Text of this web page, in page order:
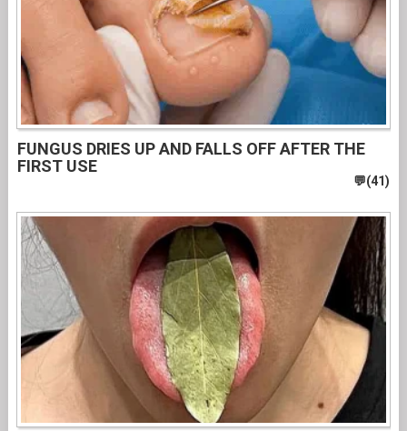
FUNGUS DRIES UP AND FALLS OFF AFTER THE
FIRST USE